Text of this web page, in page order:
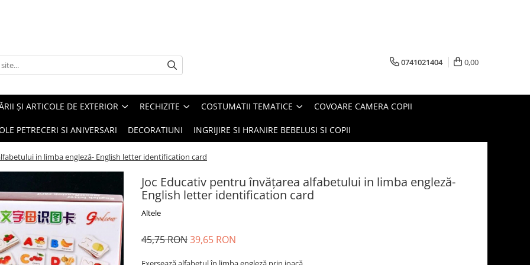
0741021404 0,00
ȘI ARTICOLE DE EXTERIOR RECHIZITE COSTUMATII TEMATICE COVOARE CAMERA COPII
PETRECERI SI ANIVERSARI DECORATIUNI INGRIJIRE SI HRANIRE BEBELUSI SI COPII
in limba engleză- English letter identification card
Joc Educativ pentru învăţarea alfabetului in limba engleză-
English letter identification card
Altele
45,75 RON39,65 RON